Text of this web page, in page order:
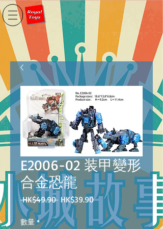
E2006-02 装甲變形
合金恐龍
HK$49.90 一
般
價
HK$39.90促
價
數量 *